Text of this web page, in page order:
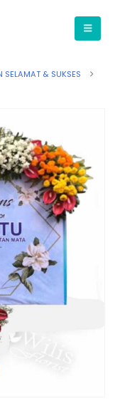
SELAMAT & SUKSES